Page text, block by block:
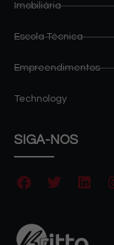
Imobiliária
Escola Técnica
Empreendimentos
Technology
SIGA-NOS